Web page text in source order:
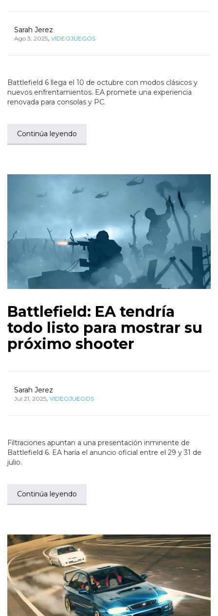
Sarah Jerez
Ago 3, 2025, VIDEOJUEGOS
Battlefield 6 llega el 10 de octubre con modos clásicos y
nuevos enfrentamientos. EA promete una experiencia
renovada para consolas y PC.
Continúa leyendo
Battlefield: EA tendría
todo listo para mostrar su
próximo shooter
Sarah Jerez
Jul 21, 2025, VIDEOJUEGOS
Filtraciones apuntan a una presentación inminente de
Battlefield 6. EA haría el anuncio oficial entre el 29 y 31 de
julio.
Continúa leyendo